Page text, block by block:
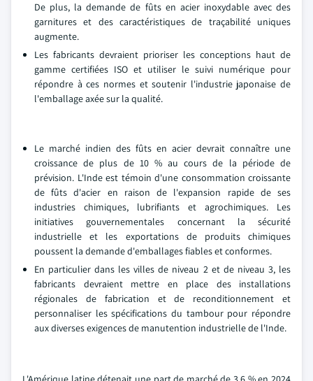
De plus, la demande de fûts en acier inoxydable avec des
garnitures et des caractéristiques de traçabilité uniques
augmente.
Les fabricants devraient prioriser les conceptions haut de
gamme certifiées ISO et utiliser le suivi numérique pour
répondre à ces normes et soutenir l'industrie japonaise de
l'emballage axée sur la qualité.
Le marché indien des fûts en acier devrait connaître une
croissance de plus de 10 % au cours de la période de
prévision. L'Inde est témoin d'une consommation croissante
de fûts d'acier en raison de l'expansion rapide de ses
industries chimiques, lubrifiants et agrochimiques. Les
initiatives gouvernementales concernant la sécurité
industrielle et les exportations de produits chimiques
poussent la demande d'emballages fiables et conformes.
En particulier dans les villes de niveau 2 et de niveau 3, les
fabricants devraient mettre en place des installations
régionales de fabrication et de reconditionnement et
personnaliser les spécifications du tambour pour répondre
aux diverses exigences de manutention industrielle de l'Inde.